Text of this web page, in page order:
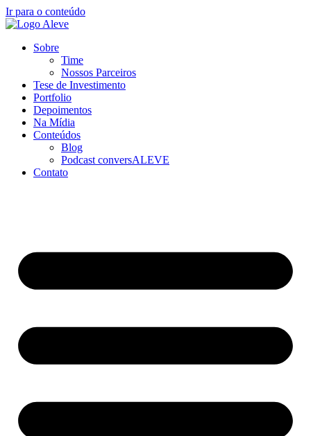
Ir para o conteúdo
Sobre
Time
Nossos Parceiros
Tese de Investimento
Portfolio
Depoimentos
Na Mídia
Conteúdos
Blog
Podcast conversALEVE
Contato